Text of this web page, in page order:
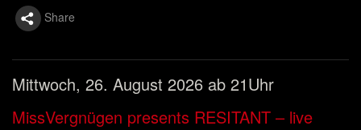
Share
Mittwoch, 26. August 2026 ab 21Uhr
MissVergnügen presents RESITANT – live